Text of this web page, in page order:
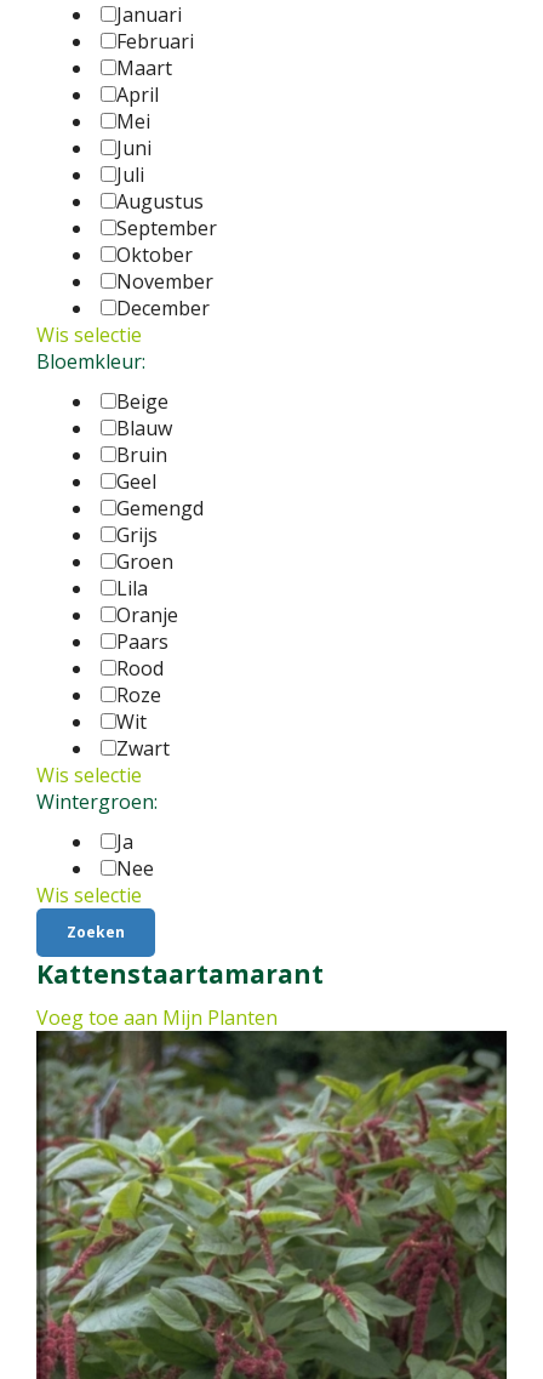
Januari
Februari
Maart
April
Mei
Juni
Juli
Augustus
September
Oktober
November
December
Wis selectie
Bloemkleur:
Beige
Blauw
Bruin
Geel
Gemengd
Grijs
Groen
Lila
Oranje
Paars
Rood
Roze
Wit
Zwart
Wis selectie
Wintergroen:
Ja
Nee
Wis selectie
Kattenstaartamarant
Voeg toe aan Mijn Planten